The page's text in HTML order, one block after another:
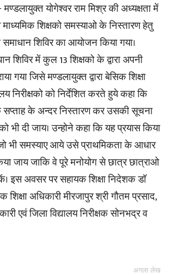
योगेश्वर राम मिश्र की अध्यक्षता में
शिक्षको समस्याओ के निस्तारण हेतु
शिविर का आयोजन किया गया।
शिविर में कुल 13 शिक्षको के द्वारा अपनी
जिसे मण्डलायुक्त द्वारा बेसिक शिक्षा
निरीक्षको को निर्देशित करते हुये कहा कि
सप्ताह के अन्दर निस्तारण कर उसकी सूचना
भी दी जाय। उन्होने कहा कि यह प्रयास किया
भी समस्याए आये उसे प्राथमिकता के आधार
जाय जाकि वे पूरे मनोयोग से छात्र छात्राओ
इस अवसर पर सहायक शिक्षा निदेशक डाॅ
अधिकारी मीरजापुर श्री गौतम प्रसाद,
एवं जिला विद्यालय निरीक्षक सोनभद्र व
अगला लेख